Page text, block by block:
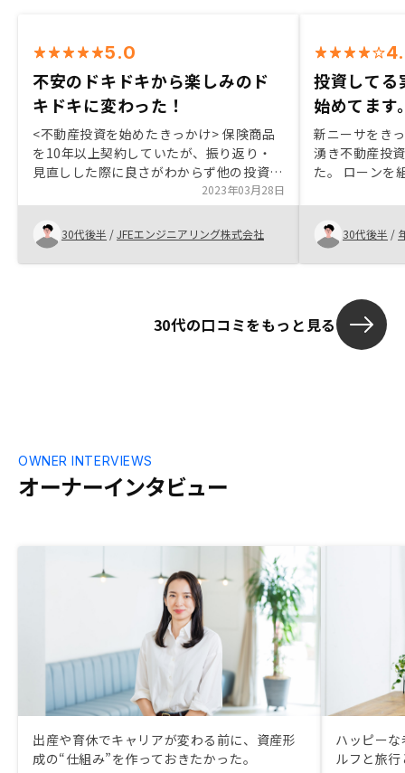
5.0
不安のドキドキから楽しみのド
キドキに変わった！
<不動産投資を始めたきっかけ> 保険商品
を10年以上契約していたが、振り返り・
見直しした際に良さがわからず他の投資商
品を探して <購入を決めたきっかけ> 担当
営業の方が不安点・疑問点に迅速かつ的確
な対応で圧倒的に安心感がある所。 余計
な話や無理な営業は無く、分かりやすい説
明でスムーズに取引が行える所。
2023年03月28日
30代後半 /JFEエンジニアリング株式会社
投資してる
始めてます
新ニーサをき
湧き不動産投
た。 ローンを
みました。リ
おかげで日々
てます。貯金
した。将来が
30代後半 /
30代の口コミをもっと見る
オーナーインタビュー
OWNER INTERVIEWS
出産や育休でキャリアが変わる前に、資産形
成の“仕組み”を作っておきたかった。
ハッピー
ルフと旅